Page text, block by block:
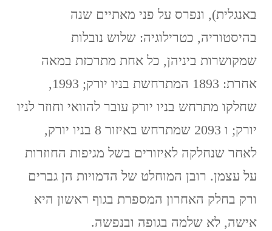
באנגלית), ונפרס על פני מאתיים שנה
בהיסטוריה, כטרילוגיה: שלוש נובלות
שמקושרות ביניהן, כל אחת מתרכזת במאה
אחרת: 1893 המתרחשת בניו יורק; 1993,
שחלקו מתרחש בניו יורק עובר להוואי וחוזר לניו
יורק; ו 2093 שמתרחש באיזור 8 בניו יורק,
לאחר שנחלקה לאיזורים בשל מגיפות החוזרות
על עצמן. רובן המוחלט של הדמויות הן גברים
ורק בחלק האחרון המספרת בגוף ראשון היא
אישה, לא שלמה בגופה ובנפשה.